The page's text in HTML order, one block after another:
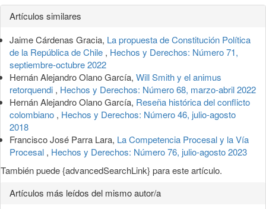
Detalles
del
artículo
Artículos similares
Jaime Cárdenas Gracia, La propuesta de Constitución Política
de la República de Chile , Hechos y Derechos: Número 71,
septiembre-octubre 2022
Hernán Alejandro Olano García, Will Smith y el animus
retorquendi , Hechos y Derechos: Número 68, marzo-abril 2022
Hernán Alejandro Olano García, Reseña histórica del conflicto
colombiano , Hechos y Derechos: Número 46, julio-agosto
2018
Francisco José Parra Lara, La Competencia Procesal y la Vía
Procesal , Hechos y Derechos: Número 76, julio-agosto 2023
También puede {advancedSearchLink} para este artículo.
Artículos más leídos del mismo autor/a